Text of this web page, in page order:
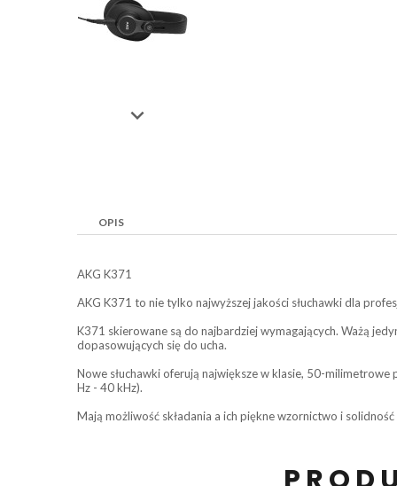

OPIS
AKG K371
AKG K371 to nie tylko najwyższej jakości słuchawki dla
K371 skierowane są do najbardziej wymagających. Ważą
dopasowujących się do ucha.
Nowe słuchawki oferują największe w klasie, 50-
Hz - 40 kHz).
Mają możliwość składania a ich piękne wzornictwo i